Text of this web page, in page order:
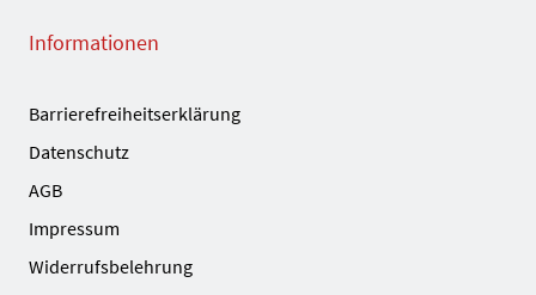
Informationen
Barrierefreiheitserklärung
Datenschutz
AGB
Impressum
Widerrufsbelehrung